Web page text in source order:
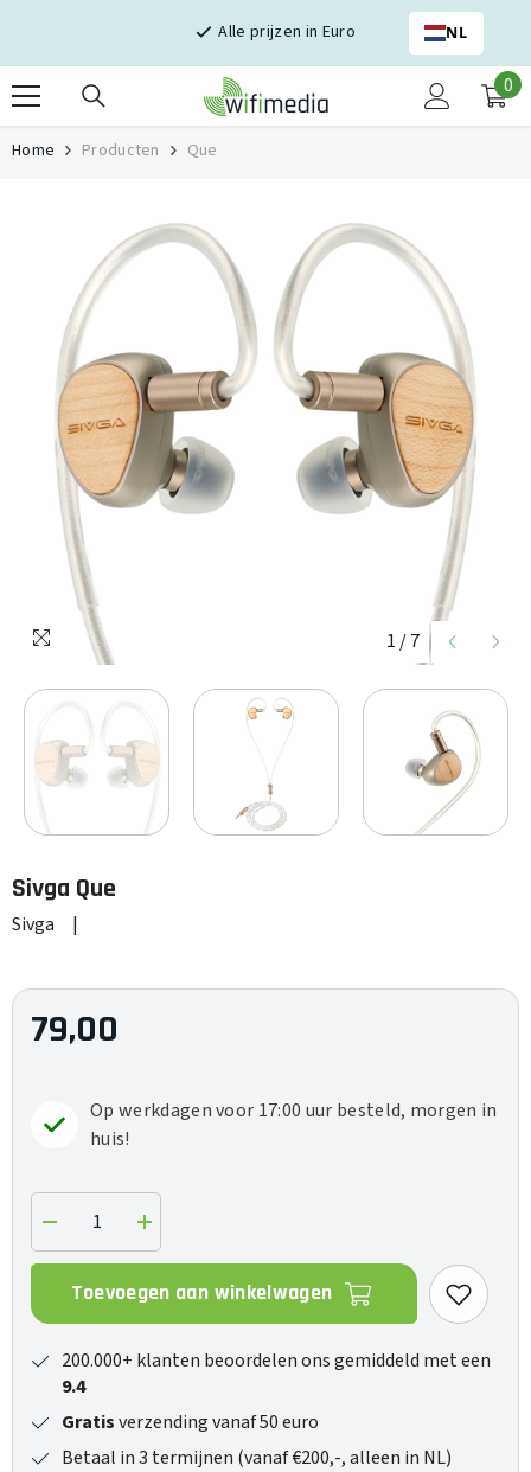
Alle prijzen in Euro NL
0
0
Home Producten Que
Sivga Que
Sivga |
1 / 7
79,00
Op werkdagen voor 17:00 uur besteld, morgen in
huis!
Verlaag
de
hoeveelheid
voor
Que
Verhoog
de
hoeveelheid
Que
Toevoegen aan winkelwagen
200.000+ klanten beoordelen ons gemiddeld met een
9.4
Gratisverzending vanaf 50 euro
Betaal in 3 termijnen (vanaf €200,-, alleen in NL)